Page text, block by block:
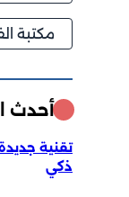
مكتبة
أحدث
تقنية
ذكي